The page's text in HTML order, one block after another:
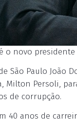
o novo presidente
São Paulo João
Milton Persoli,
de corrupção.
40 anos de